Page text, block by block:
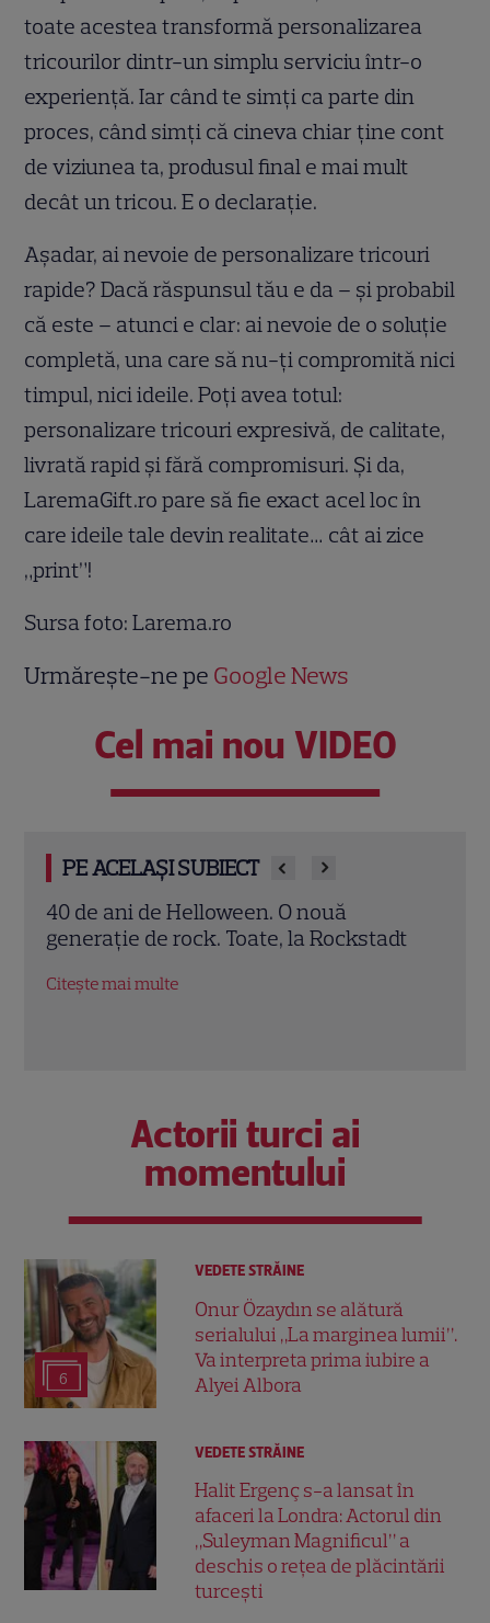
toate acestea transformă personalizarea
tricourilor dintr-un simplu serviciu într-o
experiență. Iar când te simți ca parte din
proces, când simți că cineva chiar ține cont
de viziunea ta, produsul final e mai mult
decât un tricou. E o declarație.
Așadar, ai nevoie de personalizare tricouri
rapide? Dacă răspunsul tău e da – și probabil
că este – atunci e clar: ai nevoie de o soluție
completă, una care să nu-ți compromită nici
timpul, nici ideile. Poți avea totul:
personalizare tricouri expresivă, de calitate,
livrată rapid și fără compromisuri. Și da,
LaremaGift.ro pare să fie exact acel loc în
care ideile tale devin realitate… cât ai zice
„print”!
Sursa foto: Larema.ro
Urmărește-ne pe Google News
Cel mai nou VIDEO
PE ACELAȘI SUBIECT
3 metode să obții un zâmbet de vedetă
Citește mai multe
Actorii turci ai
momentului
6
VEDETE STRĂINE
Onur Özaydın se alătură
serialului „La marginea lumii”.
Va interpreta prima iubire a
Alyei Albora
VEDETE STRĂINE
Halit Ergenç s-a lansat în
afaceri la Londra: Actorul din
„Suleyman Magnificul” a
deschis o rețea de plăcintării
turcești